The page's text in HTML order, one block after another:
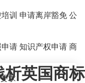
训 申请离岸豁免 公
请 知识产权申请 商
析英国商标
求